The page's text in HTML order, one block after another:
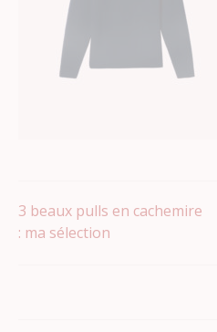
Navigation
3 beaux pulls en cachemire
: ma sélection